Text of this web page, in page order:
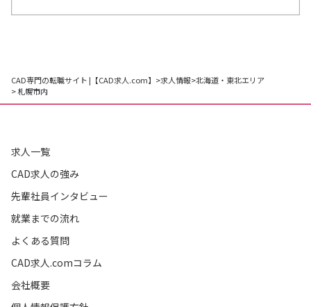
CAD専門の転職サイト |【CAD求人.com】 >求人情報>北海道・東北エリア
> 札幌市内
求人一覧
CAD求人の強み
先輩社員インタビュー
就業までの流れ
よくある質問
CAD求人.comコラム
会社概要